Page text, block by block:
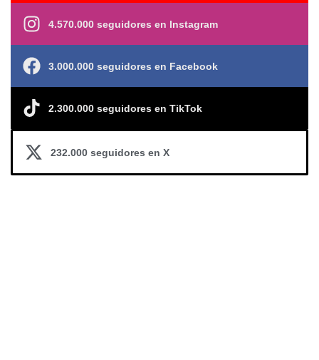
4.570.000 seguidores en Instagram
3.000.000 seguidores en Facebook
2.300.000 seguidores en TikTok
232.000 seguidores en X